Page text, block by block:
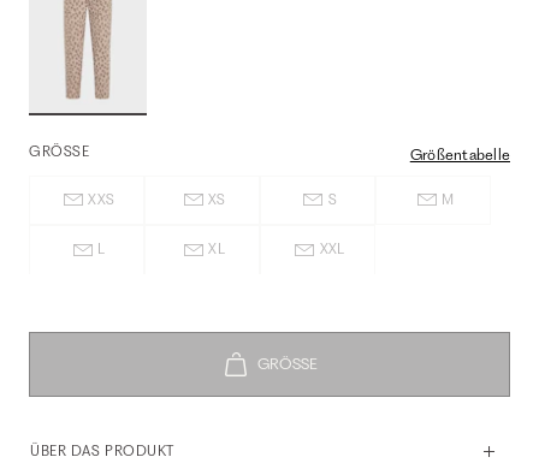
GRÖSSE Größentabelle
XXS XS S M
L XL XXL
ÜBER DAS PRODUKT